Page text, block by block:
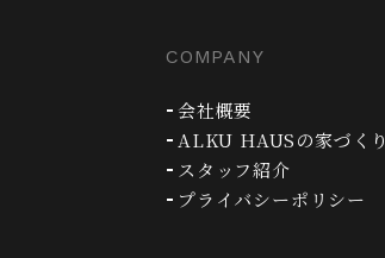
COMPANY
会社概要
ALKU HAUSの家づくり
スタッフ紹介
プライバシーポリシー